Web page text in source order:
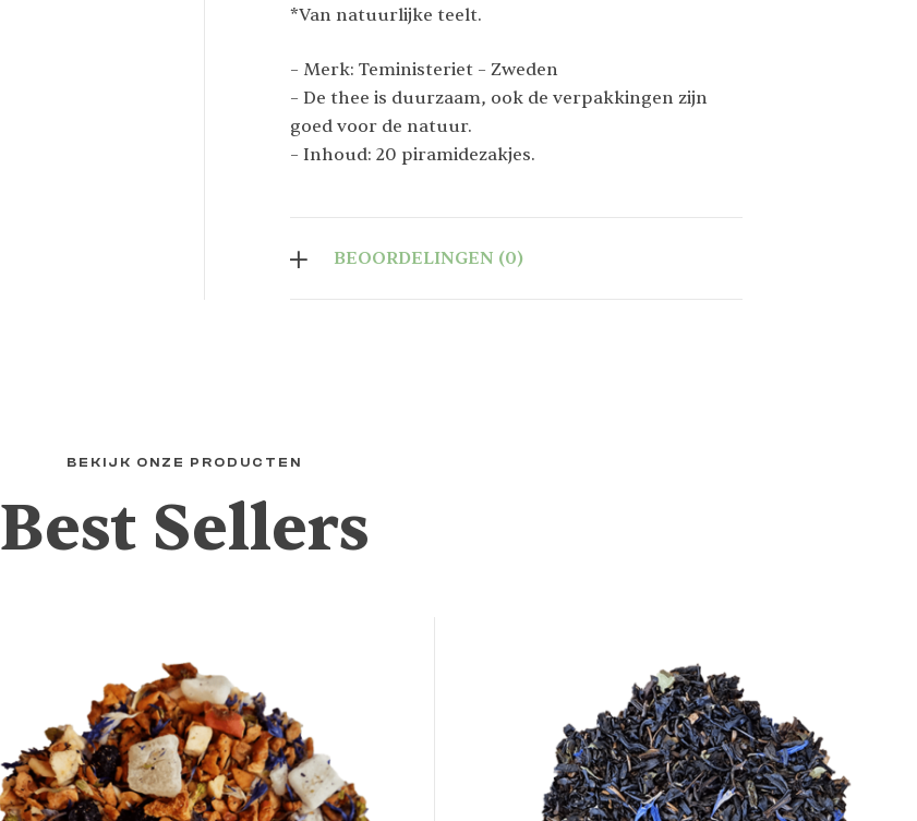
*Van natuurlijke teelt.
– Merk: Teministeriet – Zweden
– De thee is duurzaam, ook de verpakkingen zijn
goed voor de natuur.
– Inhoud: 20 piramidezakjes.
BEOORDELINGEN (0)
BEKIJK ONZE PRODUCTEN
Best Sellers